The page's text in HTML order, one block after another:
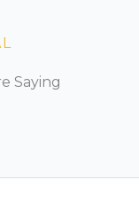
Saying